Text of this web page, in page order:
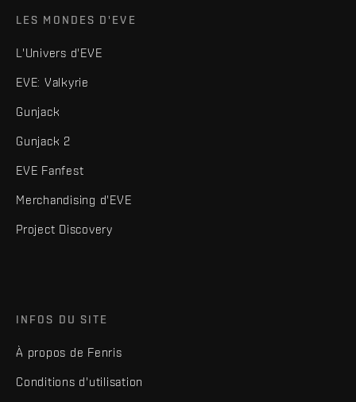
LES MONDES D'EVE
L'Univers d'EVE
EVE: Valkyrie
Gunjack
Gunjack 2
EVE Fanfest
Merchandising d'EVE
Project Discovery
INFOS DU SITE
À propos de Fenris
Conditions d'utilisation